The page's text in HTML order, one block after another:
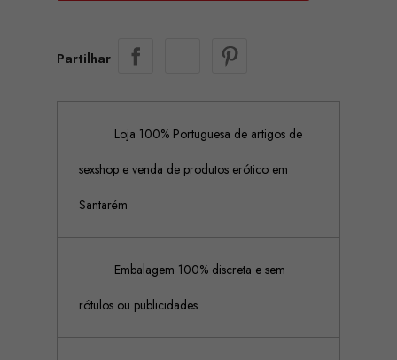
Partilhar
Loja 100% Portuguesa de artigos de
sexshop e venda de produtos erótico em
Santarém
Embalagem 100% discreta e sem
rótulos ou publicidades